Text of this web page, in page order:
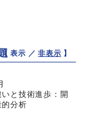
【 表示 ／非表示 】
と技術進歩：開
分析